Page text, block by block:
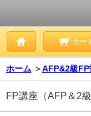
カー
ホーム ＞AFP&2級FP
FP講座（AFP＆2級